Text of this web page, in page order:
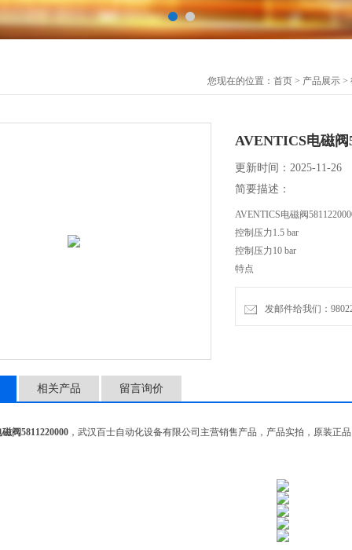
您现在的位置： 首页 > 产品展示 >
AVENTICS电磁阀
更新时间：2025-11-26
简要描述：
AVENTICS电磁阀
控制压力1.5 bar
控制压力10 bar
特点
标准化阀门系统
ISO 1 至 4 号
坚固设计
换档速度快
发邮件给我们：
相关产品 留言询价
阀5811220000 ，武汉百士自动化设备有限公司主营销售产品，产品实拍，原装正